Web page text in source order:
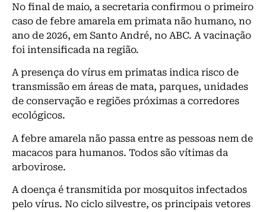
No final de maio, a secretaria confirmou o primeiro
caso de febre amarela em primata não humano, no
ano de 2026, em Santo André, no ABC. A vacinação
foi intensificada na região.
A presença do vírus em primatas indica risco de
transmissão em áreas de mata, parques, unidades
de conservação e regiões próximas a corredores
ecológicos.
A febre amarela não passa entre as pessoas nem de
macacos para humanos. Todos são vítimas da
arbovirose.
A doença é transmitida por mosquitos infectados
pelo vírus. No ciclo silvestre, os principais vetores